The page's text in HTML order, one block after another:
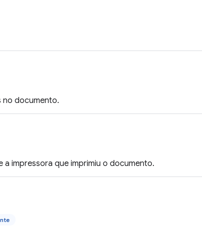
no documento.
a impressora que imprimiu o documento.